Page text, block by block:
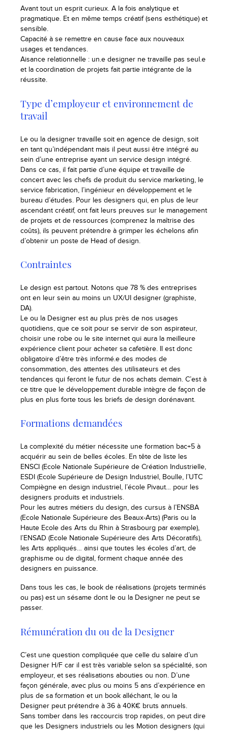
Avant tout un esprit curieux. A la fois analytique et
pragmatique. Et en même temps créatif (sens esthétique) et
sensible.
Capacité à se remettre en cause face aux nouveaux
usages et tendances.
Aisance relationnelle : un.e designer ne travaille pas seul.e
et la coordination de projets fait partie intégrante de la
réussite.
Type d’employeur et environnement de
travail
Le ou la designer travaille soit en agence de design, soit
en tant qu’indépendant mais il peut aussi être intégré au
sein d’une entreprise ayant un service design intégré.
Dans ce cas, il fait partie d’une équipe et travaille de
concert avec les chefs de produit du service marketing, le
service fabrication, l’ingénieur en développement et le
bureau d’études. Pour les designers qui, en plus de leur
ascendant créatif, ont fait leurs preuves sur le management
de projets et de ressources (comprenez la maîtrise des
coûts), ils peuvent prétendre à grimper les échelons afin
d’obtenir un poste de Head of design.
Contraintes
Le design est partout. Notons que 78 % des entreprises
ont en leur sein au moins un UX/UI designer (graphiste,
DA).
Le ou la Designer est au plus près de nos usages
quotidiens, que ce soit pour se servir de son aspirateur,
choisir une robe ou le site internet qui aura la meilleure
expérience client pour acheter sa cafetière. Il est donc
obligatoire d’être très informé.e des modes de
consommation, des attentes des utilisateurs et des
tendances qui feront le futur de nos achats demain. C’est à
ce titre que le développement durable intègre de façon de
plus en plus forte tous les briefs de design dorénavant.
Formations demandées
La complexité du métier nécessite une formation bac+5 à
acquérir au sein de belles écoles. En tête de liste les
ENSCI (Ecole Nationale Supérieure de Création Industrielle,
ESDI (Ecole Supérieure de Design Industriel, Boulle, l’UTC
Compiègne en design industriel, l’école Pivaut… pour les
designers produits et industriels.
Pour les autres métiers du design, des cursus à l’ENSBA
(Ecole Nationale Supérieure des Beaux-Arts) (Paris ou la
Haute Ecole des Arts du Rhin à Strasbourg par exemple),
l’ENSAD (Ecole Nationale Supérieure des Arts Décoratifs),
les Arts appliqués… ainsi que toutes les écoles d’art, de
graphisme ou de digital, forment chaque année des
designers en puissance.
Dans tous les cas, le book de réalisations (projets terminés
ou pas) est un sésame dont le ou la Designer ne peut se
passer.
Rémunération du ou de la Designer
C’est une question compliquée que celle du salaire d’un
Designer H/F car il est très variable selon sa spécialité, son
employeur, et ses réalisations abouties ou non. D’une
façon générale, avec plus ou moins 5 ans d’expérience en
plus de sa formation et un book alléchant, le ou la
Designer peut prétendre à 36 à 40K€ bruts annuels.
Sans tomber dans les raccourcis trop rapides, on peut dire
que les Designers industriels ou les Motion designers (qui